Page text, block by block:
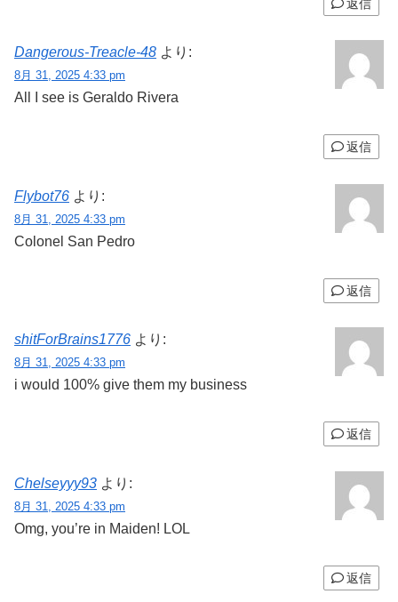
返信
Dangerous-Treacle-48 より:
8月 31, 2025 4:33 pm
All I see is Geraldo Rivera
返信
Flybot76 より:
8月 31, 2025 4:33 pm
Colonel San Pedro
返信
shitForBrains1776 より:
8月 31, 2025 4:33 pm
i would 100% give them my business
返信
Chelseyyy93 より:
8月 31, 2025 4:33 pm
Omg, you’re in Maiden! LOL
返信